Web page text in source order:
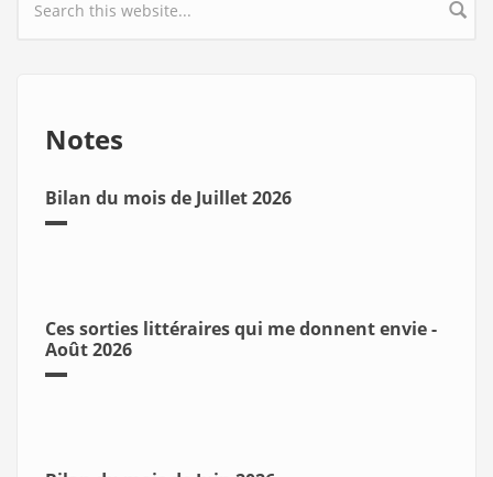
Search form
Notes
Bilan du mois de Juillet 2026
Ces sorties littéraires qui me donnent envie -
Août 2026